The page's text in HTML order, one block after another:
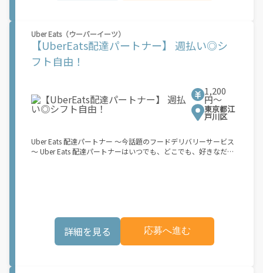
間＝稼ぐ時間に！ 家事や授業、サークル活動など忙しいからこ
そ、空いた時間を有効活用！自分にあったスタイルで稼働できま
す。 「休日に１時間だけ！」 「予定がなくなったから今日稼ぐ
か...！」 時間も場所も自分次第！ 【原付（125cc以下）で配達希
は...】 事業用ナンバー（軽自動車の場合は黒ナンバー、バイクの
場合は緑ナンバー）が必要になります。 ※稼働できるのは、あな
たの街で Uber Eats のサービスが開始してからになります。サー
Uber Eats（ウーバーイーツ）
【UberEats配達パートナー】 週払い◎シ
フト自由！
1,200
円〜
東京都江
戸川区
Uber Eats 配達パートナー ～今話題のフードデリバリーサービス
～ Uber Eats 配達パートナーはいつでも、どこでも、好きなだけ
くても問題ありません！ ★自分の自転車・原付バイク(125cc以
下)・軽貨物車両でOK！ ★私服でOK！ ＼万がイチという時も安
心！事故の時は安心の傷害補償！／ 必要なのは【自転車】と【ス
詳細を見る 応募へ進む